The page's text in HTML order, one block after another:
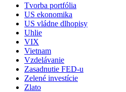
Tvorba portfólia
US ekonomika
US vládne dlhopisy
Uhlie
VIX
Vietnam
Vzdelávanie
Zasadnutie FED-u
Zelené investície
Zlato